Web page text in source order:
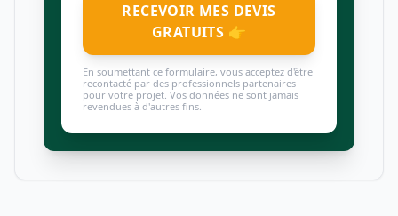
RECEVOIR MES DEVIS
GRATUITS 👉
En soumettant ce formulaire, vous acceptez d'être
recontacté par des professionnels partenaires
pour votre projet. Vos données ne sont jamais
revendues à d'autres fins.